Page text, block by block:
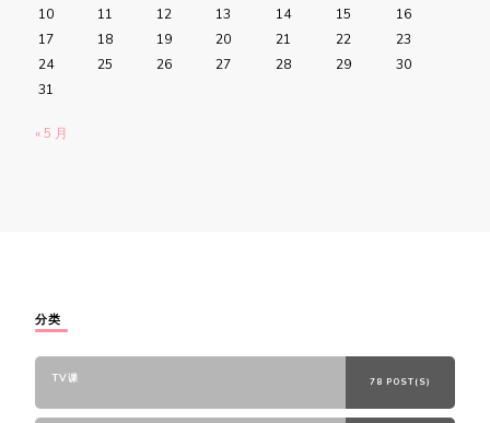
10
11 12 13 14 15
16
17
18 19 20 21 22
23
24
25 26 27 28 29
30
31
« 5 月
分类
TV课 78 POST(S)